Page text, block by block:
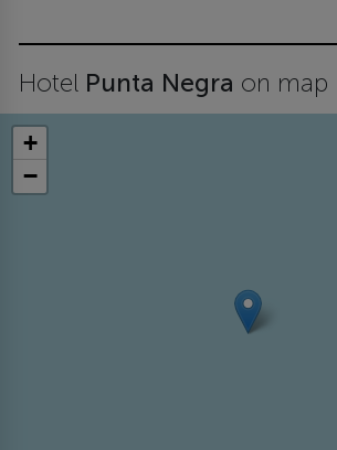
Hotel Punta Negra on map
+
−